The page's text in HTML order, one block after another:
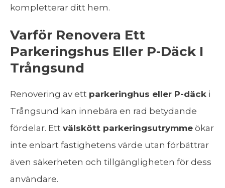
kompletterar ditt hem.
Varför Renovera Ett
Parkeringshus Eller P-Däck I
Trångsund
Renovering av ett parkeringhus eller P-däck i
Trångsund kan innebära en rad betydande
fördelar. Ett välskött parkeringsutrymme ökar
inte enbart fastighetens värde utan förbättrar
även säkerheten och tillgängligheten för dess
användare.